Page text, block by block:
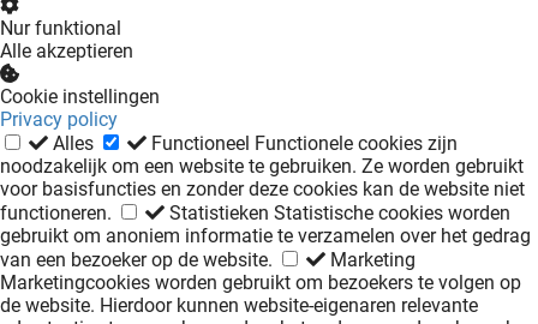
Nur funktional
Alle akzeptieren
Cookie instellingen
Privacy policy
Alles
Functioneel Functionele cookies zijn
noodzakelijk om een website te gebruiken. Ze worden gebruikt
voor basisfuncties en zonder deze cookies kan de website niet
functioneren.
Statistieken Statistische cookies worden
gebruikt om anoniem informatie te verzamelen over het gedrag
van een bezoeker op de website.
Marketing
Marketingcookies worden gebruikt om bezoekers te volgen op
de website. Hierdoor kunnen website-eigenaren relevante